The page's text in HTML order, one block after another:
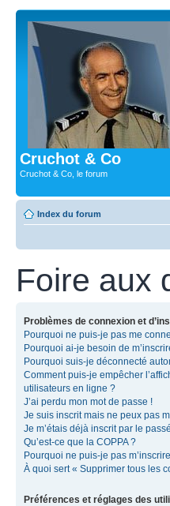
Cruchot & Co
Cruchot & Co, le forum
Index du forum
Foire aux
Problèmes de connexion et
Pourquoi ne puis-je pas me
Pourquoi ai-je besoin de
Pourquoi suis-je déconnecté
Comment puis-je empêcher
utilisateurs en ligne ?
J’ai perdu mon mot de passe !
Je suis inscrit mais ne peux pas
Je m’étais déjà inscrit par le
Qu’est-ce que la COPPA ?
Pourquoi ne puis-je pas
À quoi sert « Supprimer tous les
Préférences et réglages des